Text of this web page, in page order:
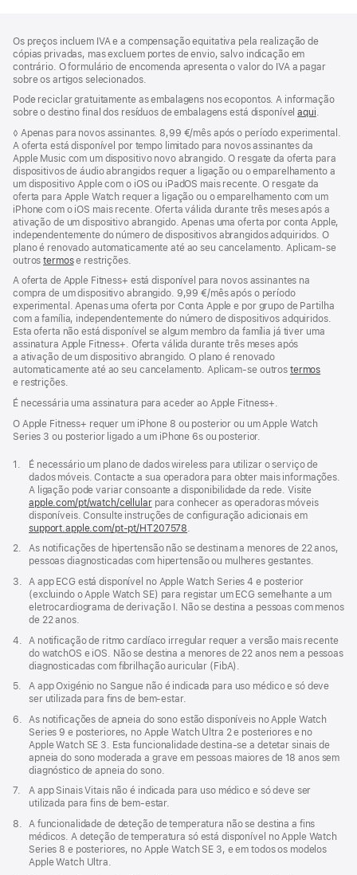
de
rodapé
Os preços incluem IVA e a compensação equitativa pela realização de
cópias privadas, mas excluem portes de envio, salvo indicação em
contrário. O formulário de encomenda apresenta o valor do IVA a pagar
sobre os artigos selecionados.
Pode reciclar gratuitamente as embalagens nos ecopontos. A informação
sobre o destino final dos resíduos de embalagens está disponívelaqui.
Nota
de
rodapé
◊ Apenas para novos assinantes. 8,99 €/mês após o período experimental.
A oferta está disponível por tempo limitado para novos assinantes da
Apple Music com um dispositivo novo abrangido. O resgate da oferta para
dispositivos de áudio abrangidos requer a ligação ou o emparelhamento a
um dispositivo Apple com o iOS ou iPadOS mais recente. O resgate da
oferta para Apple Watch requer a ligação ou o emparelhamento com um
iPhone com o iOS mais recente. Oferta válida durante três meses após a
ativação de um dispositivo abrangido. Apenas uma oferta por conta Apple,
independentemente do número de dispositivos abrangidos adquiridos. O
plano é renovado automaticamente até ao seu cancelamento. Aplicam-se
outrostermose restrições.
A oferta de Apple Fitness+ está disponível para novos assinantes na
compra de um dispositivo abrangido. 9,99 €/mês após o período
experimental. Apenas uma oferta por Conta Apple e por grupo de Partilha
com a família, independentemente do número de dispositivos adquiridos.
Esta oferta não está disponível se algum membro da família já tiver uma
assinatura Apple Fitness+. Oferta válida durante três meses após
a ativação de um dispositivo abrangido. O plano é renovado
automaticamente até ao seu cancelamento. Aplicam‑se outros termos
e restrições.
É necessária uma assinatura para aceder ao Apple Fitness+.
O Apple Fitness+ requer um iPhone 8 ou posterior ou um Apple Watch
Series 3 ou posterior ligado a um iPhone 6s ou posterior.
Nota
rodapé
1.
É necessário um plano de dados wireless para utilizar o serviço de
dados móveis. Contacte a sua operadora para obter mais informações.
A ligação pode variar consoante a disponibilidade da rede. Visite
apple.com/pt/watch/cellularpara conhecer as operadoras móveis
disponíveis. Consulte instruções de configuração adicionais em
support.apple.com/pt-pt/HT207578
nova
janela)
Nota
2.
As notificações de hipertensão não se destinam a menores de 22 anos,
pessoas diagnosticadas com hipertensão ou mulheres gestantes.
Nota
rodapé
3.
A app ECG está disponível no Apple Watch Series 4 e posterior
(excluindo o Apple Watch SE) para registar um ECG semelhante a um
eletrocardiograma de derivação I. Não se destina a pessoas com menos
de 22 anos.
Nota
rodapé
4.
A notificação de ritmo cardíaco irregular requer a versão mais recente
do watchOS e iOS. Não se destina a menores de 22 anos nem a pessoas
diagnosticadas com fibrilhação auricular (FibA).
Nota
5.
A app Oxigénio no Sangue não é indicada para uso médico e só deve
ser utilizada para fins de bem‑estar.
Nota
rodapé
6.
As notificações de apneia do sono estão disponíveis no Apple Watch
Series 9 e posteriores, no Apple Watch Ultra 2 e posteriores e no
Apple Watch SE 3. Esta funcionalidade destina-se a detetar sinais de
apneia do sono moderada a grave em pessoas maiores de 18 anos sem
diagnóstico de apneia do sono.
Nota
7.
A app Sinais Vitais não é indicada para uso médico e só deve ser
utilizada para fins de bem-estar.
Nota
rodapé
8.
A funcionalidade de deteção de temperatura não se destina a fins
médicos. A deteção de temperatura só está disponível no Apple Watch
Series 8 e posteriores, no Apple Watch SE 3, e em todos os modelos
Apple Watch Ultra.